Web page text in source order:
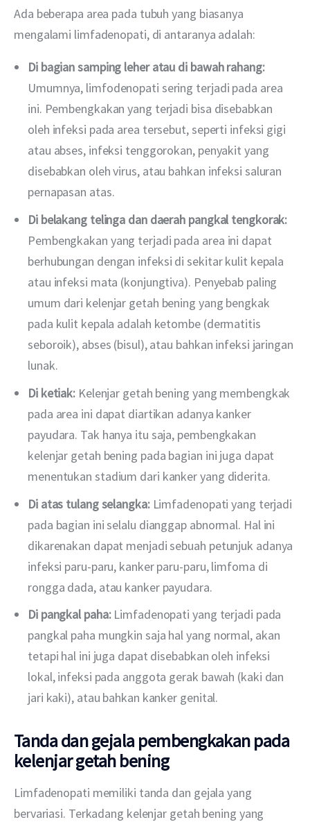
Ada beberapa area pada tubuh yang biasanya
mengalami limfadenopati, di antaranya adalah:
Di bagian samping leher atau di bawah rahang:
Umumnya, limfodenopati sering terjadi pada area
ini. Pembengkakan yang terjadi bisa disebabkan
oleh infeksi pada area tersebut, seperti infeksi gigi
atau abses, infeksi tenggorokan, penyakit yang
disebabkan oleh virus, atau bahkan infeksi saluran
pernapasan atas.
Di belakang telinga dan daerah pangkal tengkorak:
Pembengkakan yang terjadi pada area ini dapat
berhubungan dengan infeksi di sekitar kulit kepala
atau infeksi mata (konjungtiva). Penyebab paling
umum dari kelenjar getah bening yang bengkak
pada kulit kepala adalah ketombe (dermatitis
seboroik), abses (bisul), atau bahkan infeksi jaringan
lunak.
Di ketiak: Kelenjar getah bening yang membengkak
pada area ini dapat diartikan adanya kanker
payudara. Tak hanya itu saja, pembengkakan
kelenjar getah bening pada bagian ini juga dapat
menentukan stadium dari kanker yang diderita.
Di atas tulang selangka:Limfadenopati yang terjadi
pada bagian ini selalu dianggap abnormal. Hal ini
dikarenakan dapat menjadi sebuah petunjuk adanya
infeksi paru-paru, kanker paru-paru, limfoma di
rongga dada, atau kanker payudara.
Di pangkal paha:Limfadenopati yang terjadi pada
pangkal paha mungkin saja hal yang normal, akan
tetapi hal ini juga dapat disebabkan oleh infeksi
lokal, infeksi pada anggota gerak bawah (kaki dan
jari kaki), atau bahkan kanker genital.
Tanda dan gejala pembengkakan pada
kelenjar getah bening
Limfadenopati memiliki tanda dan gejala yang
bervariasi. Terkadang kelenjar getah bening yang